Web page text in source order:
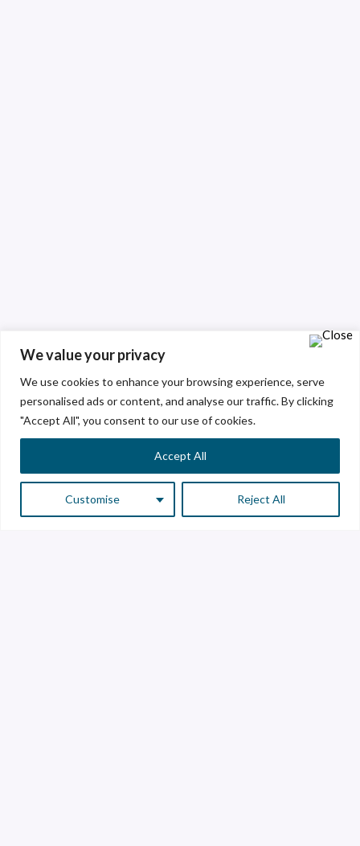
We value your privacy
We use cookies to enhance your browsing experience, serve
personalised ads or content, and analyse our traffic. By clicking
"Accept All", you consent to our use of cookies.
Customise Reject All
Accept All